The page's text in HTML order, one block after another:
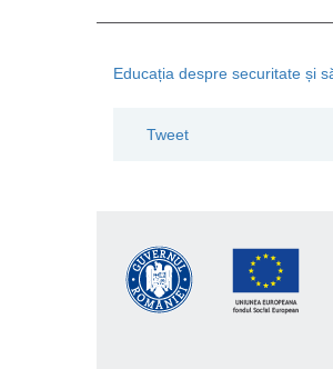
Educația despre securitate și
Tweet